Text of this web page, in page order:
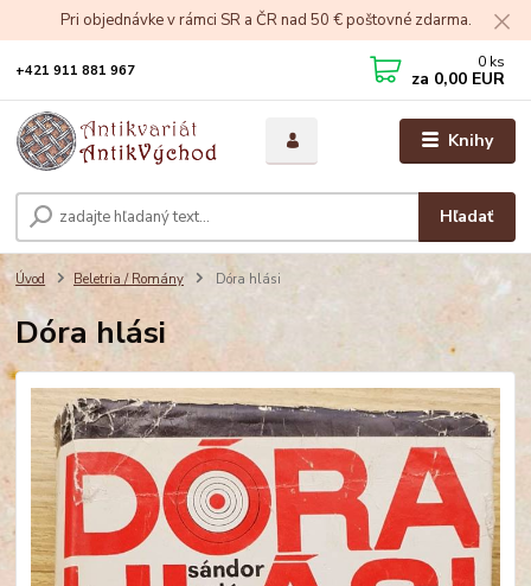
Pri objednávke v rámci SR a ČR nad 50 € poštovné zdarma.
Knihy
Hľadať
+421 911 881 967 0 ks
za 0,00 EUR
Úvod Beletria / Romány Dóra hlási
Dóra hlási